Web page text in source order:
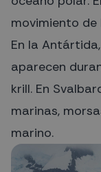
movimiento de
En la
aparecen
krill. En
marinas,
marino.